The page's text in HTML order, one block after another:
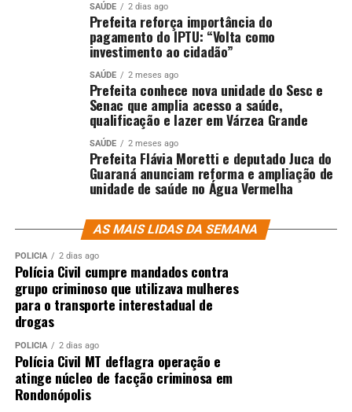
SAÚDE 2 dias ago
Prefeita reforça importância do
pagamento do IPTU: “Volta como
investimento ao cidadão”
SAÚDE 2 meses ago
Prefeita conhece nova unidade do Sesc e
Senac que amplia acesso a saúde,
qualificação e lazer em Várzea Grande
SAÚDE 2 meses ago
Prefeita Flávia Moretti e deputado Juca do
Guaraná anunciam reforma e ampliação de
unidade de saúde no Água Vermelha
AS MAIS LIDAS DA SEMANA
POLÍCIA 2 dias ago
Polícia Civil cumpre mandados contra
grupo criminoso que utilizava mulheres
para o transporte interestadual de
drogas
POLÍCIA 2 dias ago
Polícia Civil MT deflagra operação e
atinge núcleo de facção criminosa em
Rondonópolis